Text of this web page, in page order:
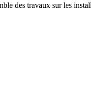
des travaux sur les